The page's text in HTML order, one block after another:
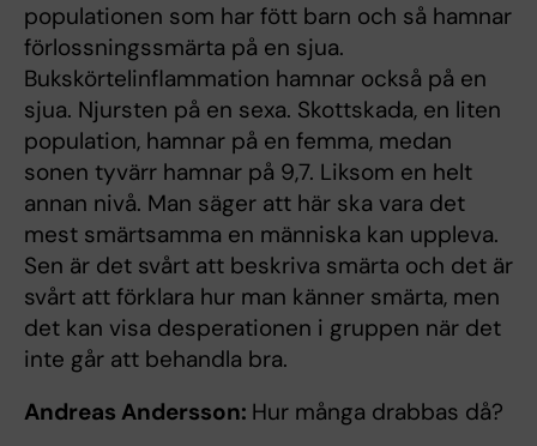
populationen som har fött barn och så hamnar
förlossningssmärta på en sjua.
Bukskörtelinflammation hamnar också på en
sjua. Njursten på en sexa. Skottskada, en liten
population, hamnar på en femma, medan
sonen tyvärr hamnar på 9,7. Liksom en helt
annan nivå. Man säger att här ska vara det
mest smärtsamma en människa kan uppleva.
Sen är det svårt att beskriva smärta och det är
svårt att förklara hur man känner smärta, men
det kan visa desperationen i gruppen när det
inte går att behandla bra.
Andreas Andersson: Hur många drabbas då?